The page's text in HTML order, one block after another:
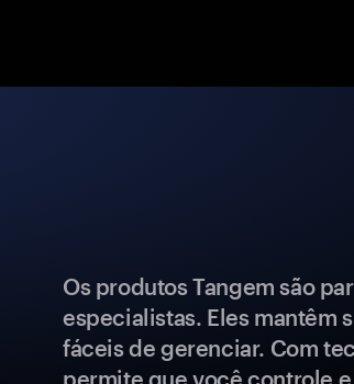
Os produtos Tangem são
especialistas. Eles mantêm
fáceis de gerenciar. Com
permite que você controle